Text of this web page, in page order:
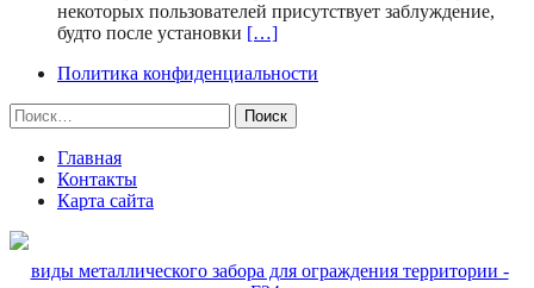
некоторых пользователей присутствует заблуждение,
будто после установки […]
Политика конфиденциальности
Найти:
Главная
Контакты
Карта сайта
виды металлического забора для ограждения территории -